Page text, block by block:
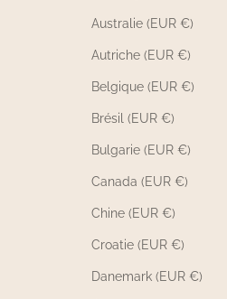
Australie (EUR €)
Autriche (EUR €)
Belgique (EUR €)
Brésil (EUR €)
Bulgarie (EUR €)
Canada (EUR €)
Chine (EUR €)
Croatie (EUR €)
Danemark (EUR €)